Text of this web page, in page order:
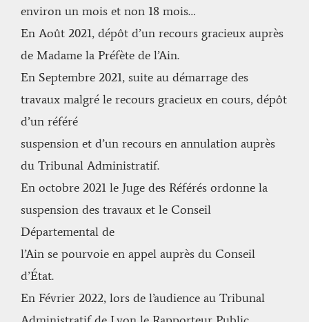
environ un mois et non 18 mois…
En Août 2021, dépôt d’un recours gracieux auprès
de Madame la Préfète de l’Ain.
En Septembre 2021, suite au démarrage des
travaux malgré le recours gracieux en cours, dépôt
d’un référé
suspension et d’un recours en annulation auprès
du Tribunal Administratif.
En octobre 2021 le Juge des Référés ordonne la
suspension des travaux et le Conseil
Départemental de
l’Ain se pourvoie en appel auprès du Conseil
d’État.
En Février 2022, lors de l’audience au Tribunal